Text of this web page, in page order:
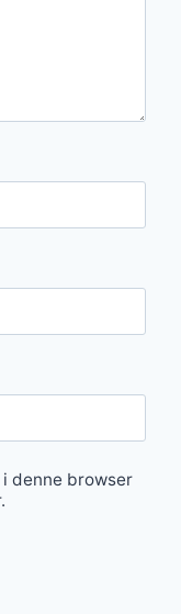
denne browser